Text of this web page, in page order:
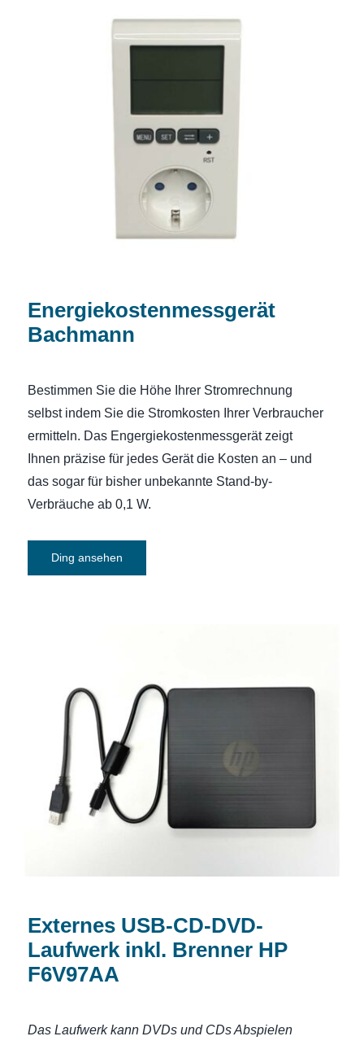
Energiekostenmessgerät Bachmann
Energiekostenmessgerät
Bachmann
Bestimmen Sie die Höhe Ihrer Stromrechnung
selbst indem Sie die Stromkosten Ihrer Verbraucher
ermitteln. Das Engergiekostenmessgerät zeigt
Ihnen präzise für jedes Gerät die Kosten an – und
das sogar für bisher unbekannte Stand-by-
Verbräuche ab 0,1 W.
Ding ansehen
Externes USB-CD-DVD-Laufwerk inkl.
Brenner HP F6V97AA
Externes USB-CD-DVD-
Laufwerk inkl. Brenner HP
F6V97AA
Das Laufwerk kann DVDs und CDs Abspielen